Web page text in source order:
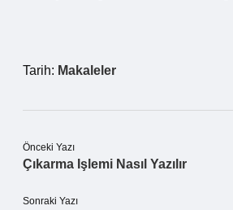
Tarih: Makaleler
Önceki Yazı
Çıkarma Işlemi Nasıl Yazılır
Sonraki Yazı